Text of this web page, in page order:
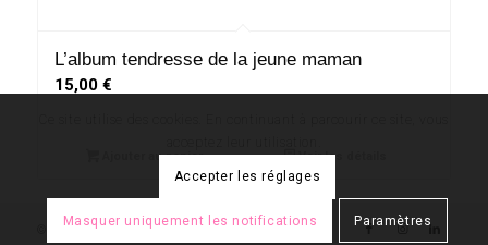
L’album tendresse de la jeune maman
15,00 €
Ajouter au panier Voir les détails
© Copyright - Daphné Dejay
Accepter les réglages
Masquer uniquement les notifications Paramètres